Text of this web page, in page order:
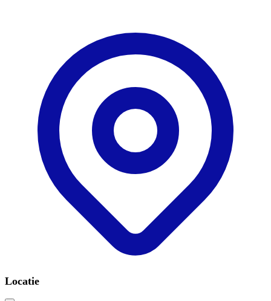
Locatie